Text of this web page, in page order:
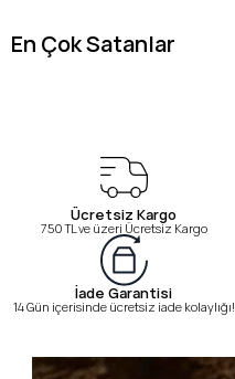
En Çok Satanlar
Ücretsiz Kargo
750 TL ve üzeri Ücretsiz Kargo
İade Garantisi
14 Gün içerisinde ücretsiz iade kolaylığı!